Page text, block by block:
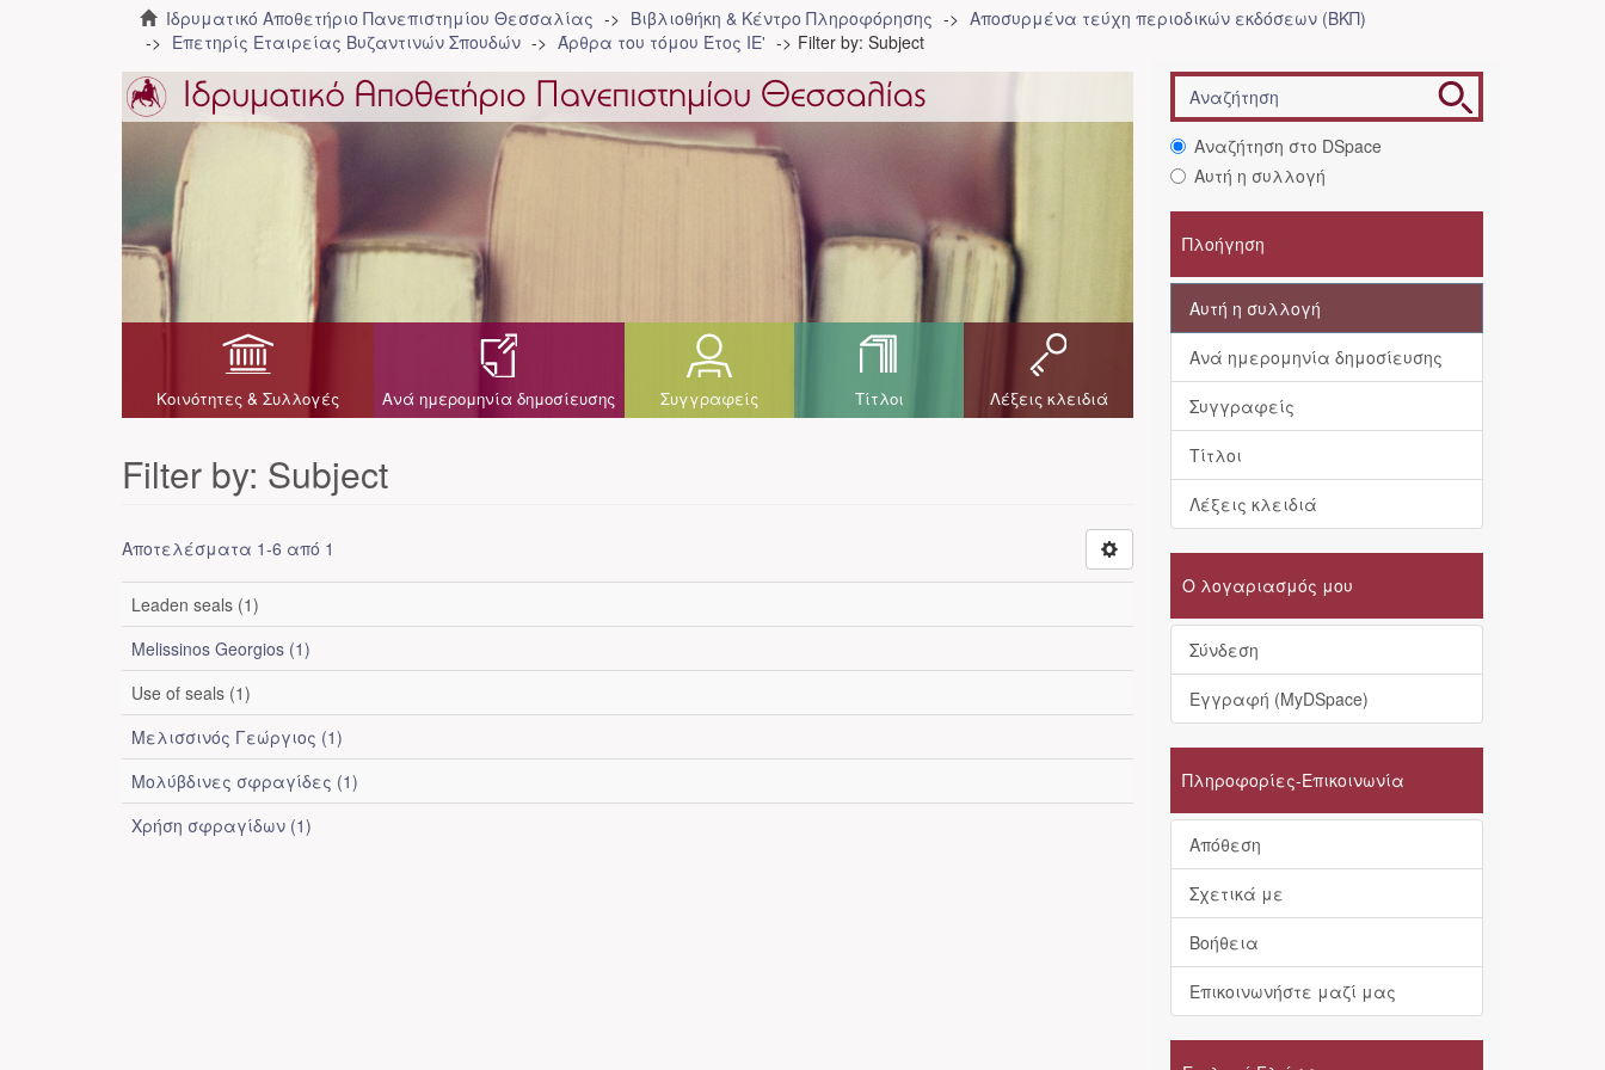
Ιδρυματικό Αποθετήριο Πανεπιστημίου Θεσσαλίας Βιβλιοθήκη & Κέντρο Πληροφόρησης
Αποσυρμένα τεύχη περιοδικών εκδόσεων (ΒΚΠ)
Επετηρίς Εταιρείας Βυζαντινών Σπουδών
Άρθρα του τόμου Έτος ΙΕ' Filter by: Subject
Κοινότητες & Συλλογές Ανά ημερομηνία δημοσίευσης Συγγραφείς Τίτλοι Λέξεις κλειδιά
Filter by: Subject
Αποτελέσματα 1-6 από 1
Leaden seals (1)
Melissinos Georgios (1)
Use of seals (1)
Μελισσινός Γεώργιος (1)
Μολύβδινες σφραγίδες (1)
Χρήση σφραγίδων (1)
Αναζήτηση στο DSpace
Αυτή η συλλογή
Πλοήγηση
Αυτή η συλλογή
Ανά ημερομηνία δημοσίευσης
Συγγραφείς
Τίτλοι
Λέξεις κλειδιά
Ο λογαριασμός μου
Σύνδεση
Εγγραφή (MyDSpace)
Πληροφορίες-Επικοινωνία
Απόθεση
Σχετικά με
Βοήθεια
Επικοινωνήστε μαζί μας